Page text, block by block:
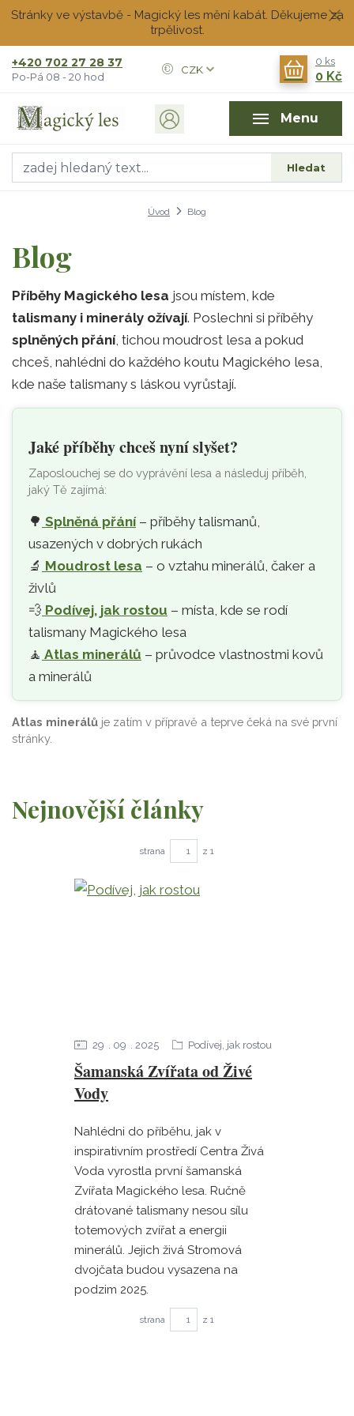
Stránky ve výstavbě - Magický les mění kabát. Děkujeme za
trpělivost.
Menu
CZK
Hledat
+420 702 27 28 37
Po-Pá 08 - 20 hod
0 ks
0 Kč
Úvod Blog
Blog
Příběhy Magického lesa jsou místem, kde
talismany i minerály ožívají. Poslechni si příběhy
splněných přání, tichou moudrost lesa a pokud
chceš, nahlédni do každého koutu Magického lesa,
kde naše talismany s láskou vyrůstají.
Jaké příběhy chceš nyní slyšet?
Zaposlouchej se do vyprávění lesa a následuj příběh,
jaký Tě zajímá:
🌳 Splněná přání– příběhy talismanů,
usazených v dobrých rukách
🔬 Moudrost lesa – o vztahu minerálů, čaker a
živlů
💨 Podívej, jak rostou – místa, kde se rodí
talismany Magického lesa
🧘‍ Atlas minerálů – průvodce vlastnostmi kovů
a minerálů
Atlas minerálů je zatím v přípravě a teprve čeká na své první
stránky.
Nejnovější články
strana z 1
Šamanská Zvířata od Živé
Vody
29 09 2025 Podívej, jak rostou
Nahlédni do příběhu, jak v
inspirativním prostředí Centra Živá
Voda vyrostla první šamanská
Zvířata Magického lesa. Ručně
drátované talismany nesou sílu
totemových zvířat a energii
minerálů. Jejich živá Stromová
dvojčata budou vysazena na
podzim 2025.
strana z 1